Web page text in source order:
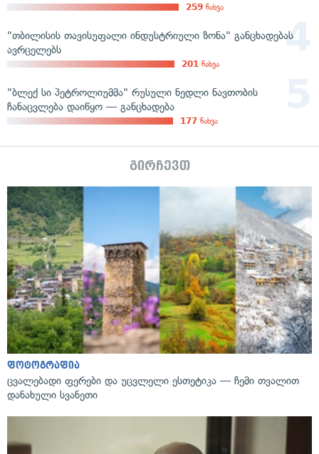
259 ნახვა
"თბილისის თავისუფალი ინდუსტრიული ზონა" განცხადებას
ავრცელებს
201 ნახვა
"ბლექ სი პეტროლიუმმა" რუსული ნედლი ნავთობის
ჩანაცვლება დაიწყო — განცხადება
177 ნახვა
გირჩევთ
ფოტოგრაფია
ცვალებადი ფერები და უცვლელი ესთეტიკა — ჩემი თვალით
დანახული სვანეთი